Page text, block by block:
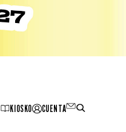
KIOSKO CUENTA